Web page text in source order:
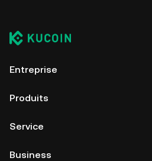
Entreprise
Produits
Service
Business